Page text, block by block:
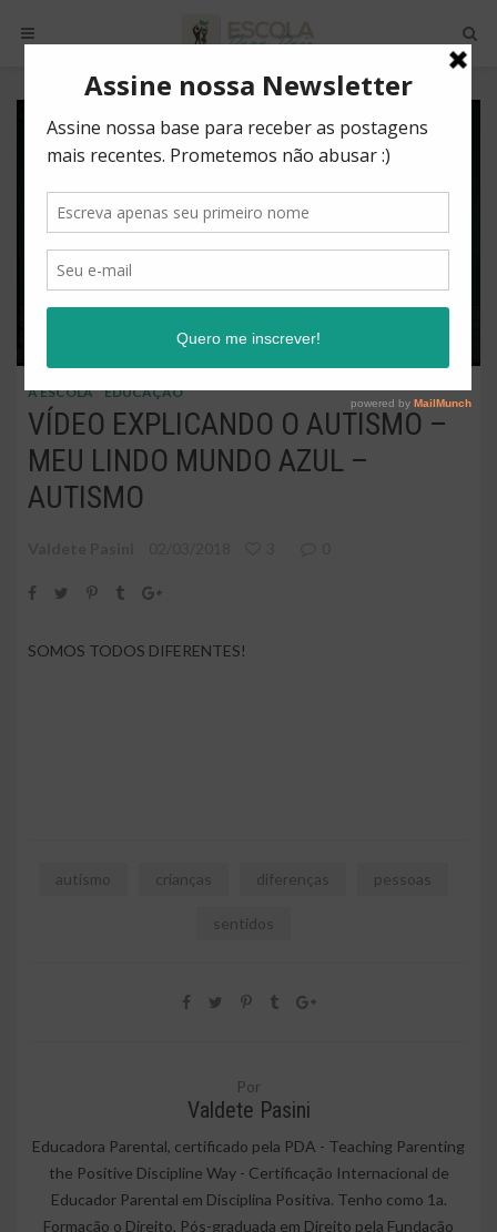
A ESCOLA EDUCAÇÃO
VÍDEO EXPLICANDO O AUTISMO –
MEU LINDO MUNDO AZUL –
AUTISMO
SOMOS TODOS DIFERENTES!
autismo crianças diferenças pessoas
sentidos
Por
Valdete Pasini
Educadora Parental, certificado pela PDA - Teaching Parenting
the Positive Discipline Way - Certificação Internacional de
Educador Parental em Disciplina Positiva. Tenho como 1a.
Formação o Direito, Pós-graduada em Direito pela Fundação